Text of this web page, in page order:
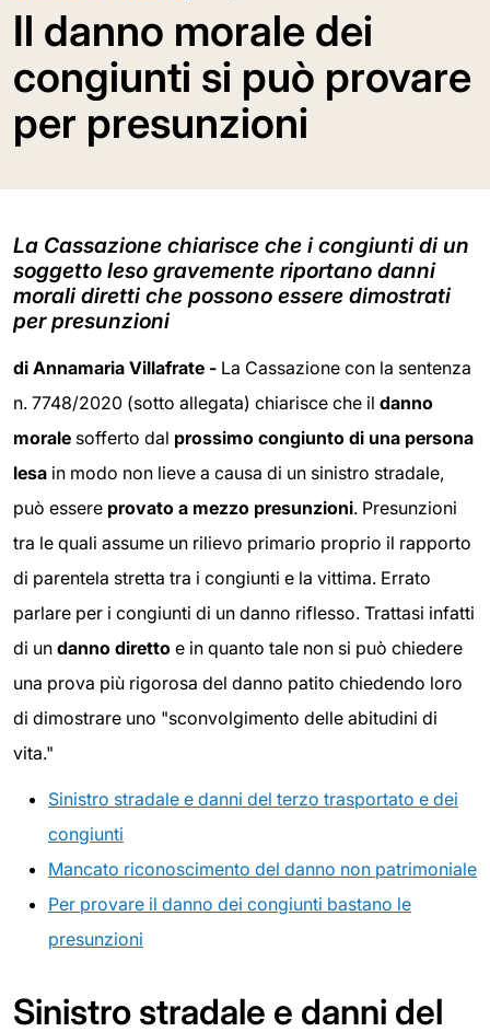
Il danno morale dei
congiunti si può provare
per presunzioni
La Cassazione chiarisce che i congiunti di un
soggetto leso gravemente riportano danni
morali diretti che possono essere dimostrati
per presunzioni
di Annamaria Villafrate - La Cassazione con la sentenza
n. 7748/2020 (sotto allegata) chiarisce che il danno
morale sofferto dal prossimo congiunto di una persona
lesa in modo non lieve a causa di un sinistro stradale,
può essere provato a mezzo presunzioni. Presunzioni
tra le quali assume un rilievo primario proprio il rapporto
di parentela stretta tra i congiunti e la vittima. Errato
parlare per i congiunti di un danno riflesso. Trattasi infatti
di un danno diretto e in quanto tale non si può chiedere
una prova più rigorosa del danno patito chiedendo loro
di dimostrare uno "sconvolgimento delle abitudini di
vita."
Sinistro stradale e danni del terzo trasportato e dei
congiunti
Mancato riconoscimento del danno non patrimoniale
Per provare il danno dei congiunti bastano le
presunzioni
Sinistro stradale e danni del